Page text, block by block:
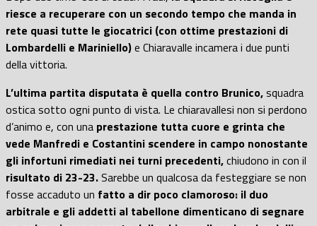
riesce a recuperare con un secondo tempo che manda in
rete quasi tutte le giocatrici (con ottime prestazioni di
Lombardelli e Mariniello)e Chiaravalle incamera i due punti
della vittoria.
L’ultima partita disputata è quella contro Brunico,squadra
ostica sotto ogni punto di vista. Le chiaravallesi non si perdono
d’animo e, con una prestazione tutta cuore e grinta che
vede Manfredi e Costantini scendere in campo nonostante
gli infortuni rimediati nei turni precedenti,chiudono in con il
risultato di 23-23.Sarebbe un qualcosa da festeggiare se non
fosse accaduto un fatto a dir poco clamoroso: il duo
arbitrale e gli addetti al tabellone dimenticano di segnare